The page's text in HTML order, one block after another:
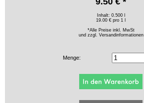
Inhalt: 0.500 l
19.00 € pro 1 l
*Alle Preise inkl. MwSt
und zzgl. Versandinformationen
Menge: